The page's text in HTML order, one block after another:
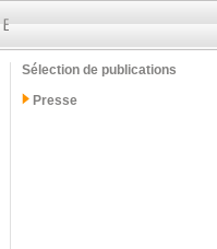
Sélection de publications
Presse